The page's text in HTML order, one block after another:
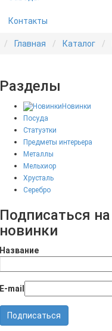
Контакты
Главная Каталог
Разделы
Новинки
Посуда
Статуэтки
Предметы интерьера
Металлы
Мельхиор
Хрусталь
Серебро
Подписаться на
новинки
Название
E-mail